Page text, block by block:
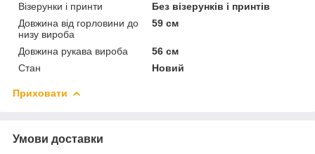
Візерунки і принти
Без візерунків і принтів
Довжина від горловини до
низу вироба
59 см
Довжина рукава вироба
56 см
Стан
Новий
Приховати
Умови доставки